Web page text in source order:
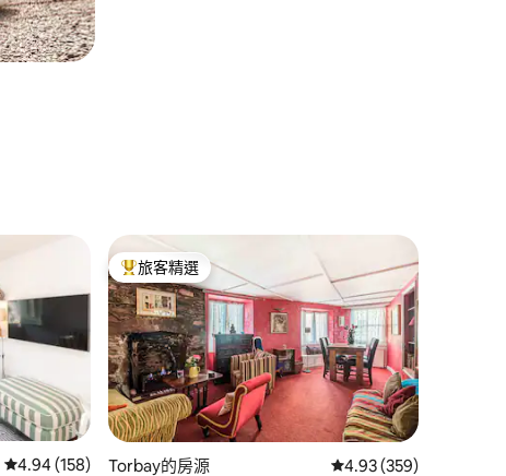
從 158 則評價中獲得 4.94 的平均評分（滿分 5 分）
4.94 (158)
旅客精選榜首
旅客精選
Torbay的房源 從 359 則評價中獲得
4.93 (359)